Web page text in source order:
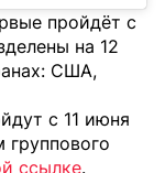
пройдёт с
на 12
США,
с 11 июня
ссылке.